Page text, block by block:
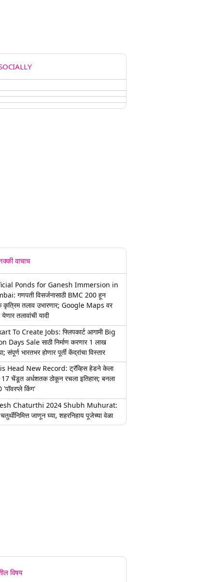
वाचाच
Ponds for Ganesh Immersion in
गणपती विसर्जनासाठी BMC 200 हून
कृत्रिम तलाव उभारणार; Google Maps वर
येणार तलावांची यादी
To Create Jobs: फ्लिपकार्ट आगामी Big
Days Sale साठी निर्माण करणार 1 लाख
संपूर्ण भारतभर होणार पूर्ती केंद्रांचा विस्तार
Head New Record: ट्रॅव्हिस हेडने केला
चेंडूत अर्धशतक ठोकून रचला इतिहास; बनला
'पॉवरप्ले किंग'
Chaturthi 2024 Shubh Muhurat:
जाणून घ्या, शहरनिहाय पूजेच्या वेळा
विषय